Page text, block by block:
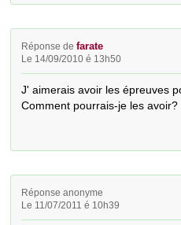
Réponse defarate
Le 14/09/2010 é 13h50
J' aimerais avoir les épreuves
Comment pourrais-je les avoir?
Réponse anonyme
Le 11/07/2011 é 10h39